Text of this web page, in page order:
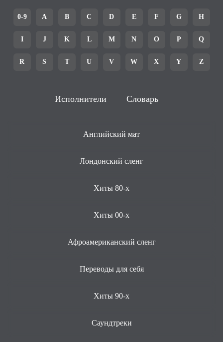
0-9 A B C D E F G H
I J K L M N O P Q
R S T U V W X Y Z
Исполнители Словарь
Английский мат
Лондонский сленг
Хиты 80-х
Хиты 00-х
Афроамериканский сленг
Переводы для себя
Хиты 90-х
Саундтреки